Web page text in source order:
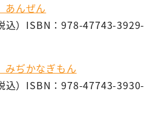
んぜん
込）ISBN：978-47743-3929-
ぢかなぎもん
込）ISBN：978-47743-3930-